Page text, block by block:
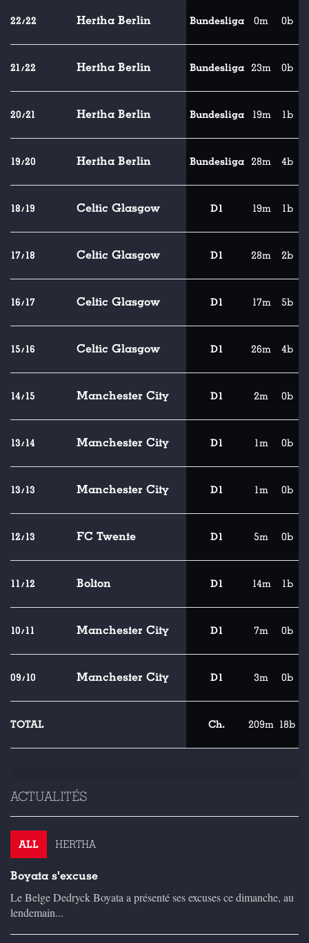
22/22 Hertha Berlin Bundesliga 0m 0b
21/22 Hertha Berlin Bundesliga 23m 0b
20/21 Hertha Berlin Bundesliga 19m 1b
19/20 Hertha Berlin Bundesliga 28m 4b
18/19 Celtic Glasgow D1 19m 1b
17/18 Celtic Glasgow D1 28m 2b
16/17 Celtic Glasgow D1 17m 5b
15/16 Celtic Glasgow D1 26m 4b
14/15 Manchester City D1 2m 0b
13/14 Manchester City D1 1m 0b
13/13 Manchester City D1 1m 0b
12/13 FC Twente D1 5m 0b
11/12 Bolton D1 14m 1b
10/11 Manchester City D1 7m 0b
09/10 Manchester City D1 3m 0b
TOTAL Ch. 209m 18b
ACTUALITÉS
ALL HERTHA
Boyata s'excuse
Le Belge Dedryck Boyata a présenté ses excuses ce dimanche, au
lendemain...